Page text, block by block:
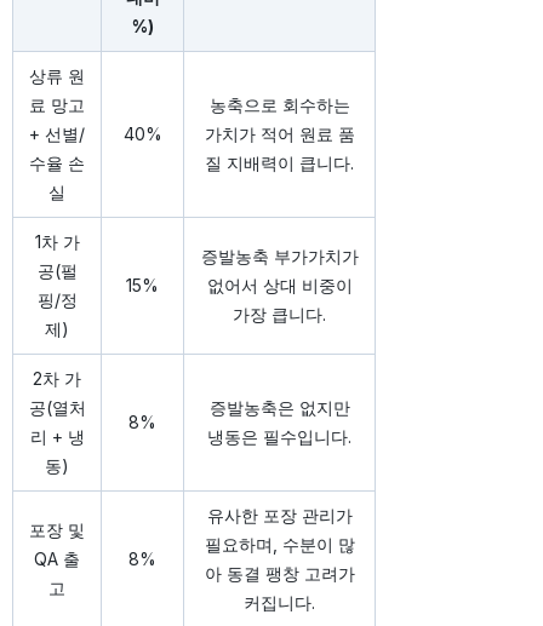
%)
상류 원
료 망고
+ 선별/
수율 손
실
40%
농축으로 회수하는
가치가 적어 원료 품
질 지배력이 큽니다.
1차 가
공(펄
핑/정
제)
15%
증발농축 부가가치가
없어서 상대 비중이
가장 큽니다.
2차 가
공(열처
리 + 냉
동)
8%
증발농축은 없지만
냉동은 필수입니다.
포장 및
QA 출
고
8%
유사한 포장 관리가
필요하며, 수분이 많
아 동결 팽창 고려가
커집니다.